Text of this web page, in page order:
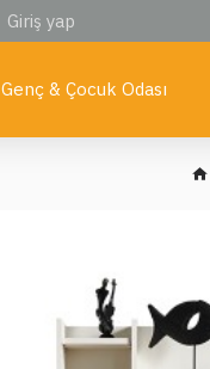
Giriş yap
Genç & Çocuk Odası